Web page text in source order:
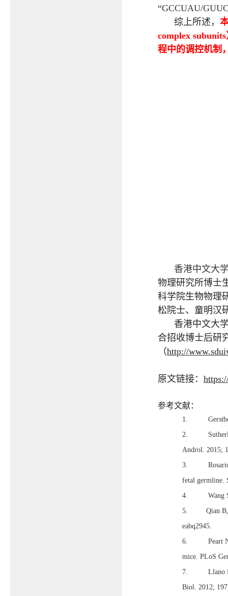
“GCCUAU/
综上所述，
complex subunits
程中的调控机制
香港中文大
物理研究所博士
科学院生物物理
松院士、童明汉
香港中文大
合招收博士后研
（http://
原文链接：
参考文献：
1.
2. Sutherland
Androl. 2015;
3. Rosario R,
fetal germline.
4. Wang S,
5. Qian B, Li
eabq2945.
6. Peart NJ,
mice. PLoS
7. Llano E,
Biol. 2012;